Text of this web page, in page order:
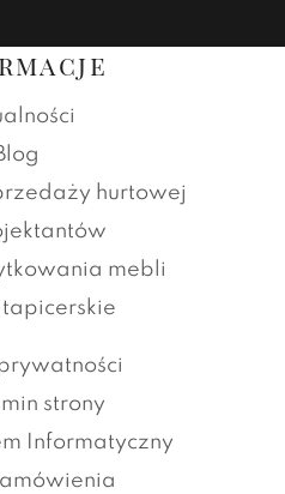
hurtowej
mebli
tapicerskie
strony
Informatyczny